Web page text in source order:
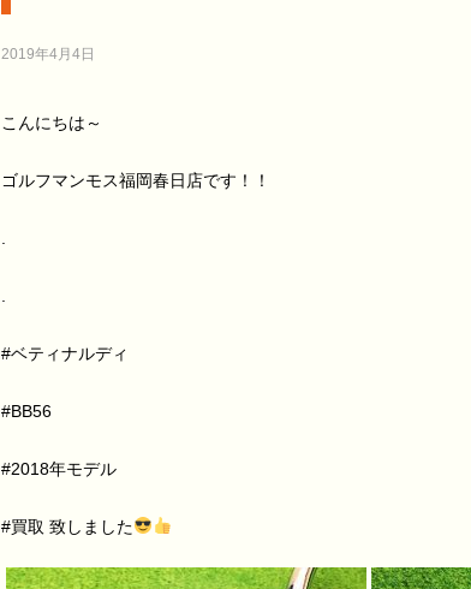
2019年4月4日
こんにちは～
ゴルフマンモス福岡春日店です！！
#ベティナルディ
#BB56
#2018年モデル
#買取 致しました